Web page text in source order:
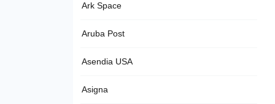
Ark Space
Aruba Post
Asendia USA
Asigna